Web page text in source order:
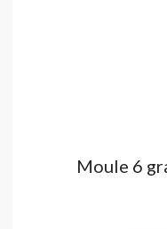
Moule 6